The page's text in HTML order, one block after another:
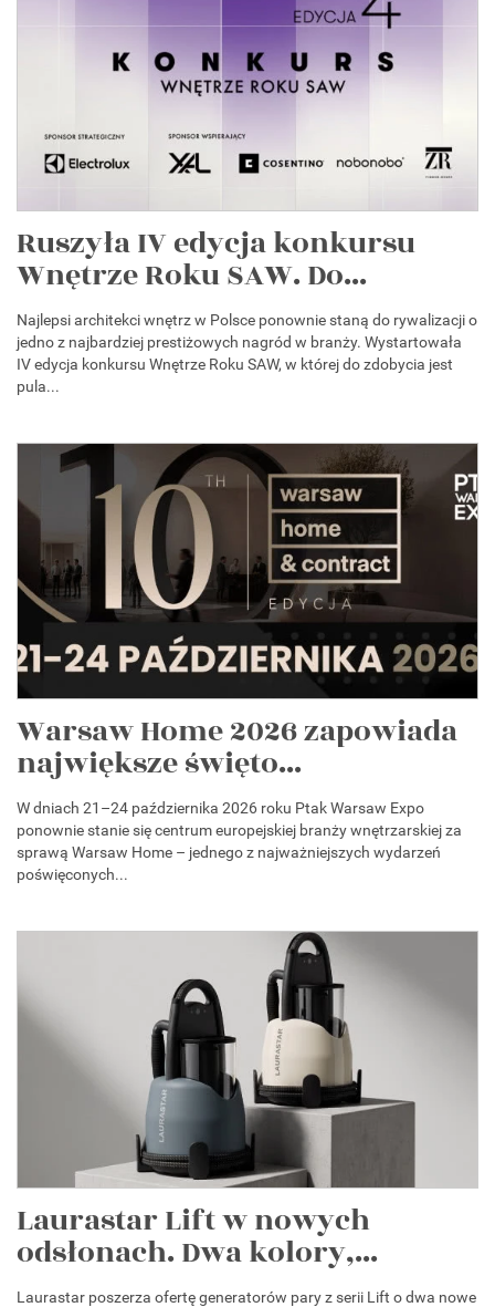
Ruszyła IV edycja konkursu
Wnętrze Roku SAW. Do...
Najlepsi architekci wnętrz w Polsce ponownie staną do rywalizacji o
jedno z najbardziej prestiżowych nagród w branży. Wystartowała
IV edycja konkursu Wnętrze Roku SAW, w której do zdobycia jest
pula...
Warsaw Home 2026 zapowiada
największe święto...
W dniach 21–24 października 2026 roku Ptak Warsaw Expo
ponownie stanie się centrum europejskiej branży wnętrzarskiej za
sprawą Warsaw Home – jednego z najważniejszych wydarzeń
poświęconych...
Laurastar Lift w nowych
odsłonach. Dwa kolory,...
Laurastar poszerza ofertę generatorów pary z serii Lift o dwa nowe